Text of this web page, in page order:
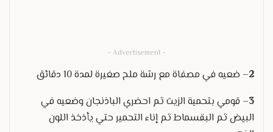
- Advertisement -
2– ضعيه في مصفاة مع رشة ملح صغيرة لمدة 10 دقائق
3– قومي بتحمية الزيت ثم احضري الباذنجان وضعيه في
البيض ثم البقسماط ثم إناء التحمير حتي يأذخذ اللون